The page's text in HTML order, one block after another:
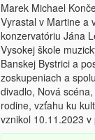
Marek Michael
Vyrastal v Martine a
konzervatóriu Jána
Vysokej škole
Banskej Bystrici a
zoskupeniach a
divadlo, Nová
rodine, vzťahu ku
vznikol 10.11.2023